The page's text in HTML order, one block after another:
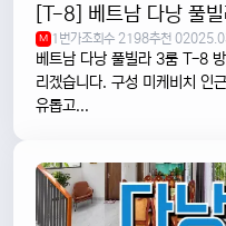
[T-8] 베트남 다낭 풀
M 1번가조회수 2198추천 0
베트남 다낭 풀빌라 3룸 T-8
리겠습니다. 구성 미케비치 인근에 위치한 다낭 3룸 독채 풀빌라에서 여
유롭고...